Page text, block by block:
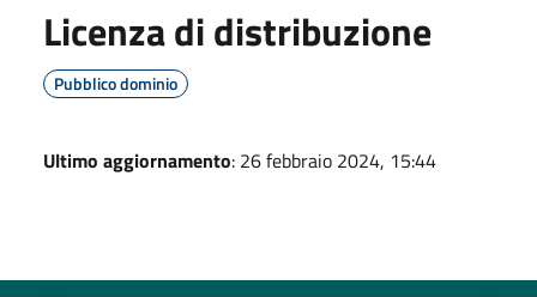
Licenza di distribuzione
Pubblico dominio
Ultimo aggiornamento: 26 febbraio 2024, 15:44